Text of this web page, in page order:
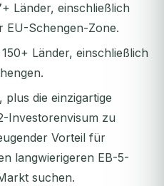
Länder, einschließlich
EU-Schengen-Zone.
150+ Länder, einschließlich
plus die einzigartige
Investorenvisum zu
Vorteil für
langwierigeren EB-5-
suchen.